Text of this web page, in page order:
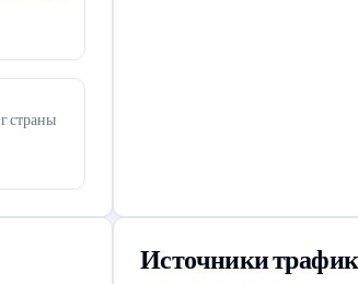
страны
Источники